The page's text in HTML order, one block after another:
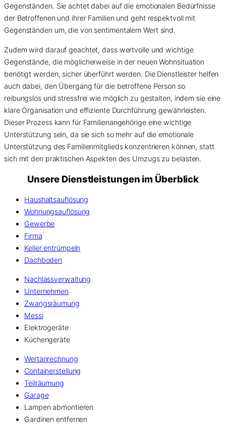
Gegenständen. Sie achtet dabei auf die emotionalen Bedürfnisse
der Betroffenen und ihrer Familien und geht respektvoll mit
Gegenständen um, die von sentimentalem Wert sind.
Zudem wird darauf geachtet, dass wertvolle und wichtige
Gegenstände, die möglicherweise in der neuen Wohnsituation
benötigt werden, sicher überführt werden. Die Dienstleister helfen
auch dabei, den Übergang für die betroffene Person so
reibungslos und stressfrei wie möglich zu gestalten, indem sie eine
klare Organisation und effiziente Durchführung gewährleisten.
Dieser Prozess kann für Familienangehörige eine wichtige
Unterstützung sein, da sie sich so mehr auf die emotionale
Unterstützung des Familienmitglieds konzentrieren können, statt
sich mit den praktischen Aspekten des Umzugs zu belasten.
Unsere Dienstleistungen im Überblick
Haushaltsauflösung
Wohnungsauflösung
Gewerbe
Firma
Keller entrümpeln
Dachboden
Nachlassverwaltung
Unternehmen
Zwangsräumung
Messi
Elektrogeräte
Küchengeräte
Wertanrechnung
Containerstellung
Teilräumung
Garage
Lampen abmontieren
Gardinen entfernen